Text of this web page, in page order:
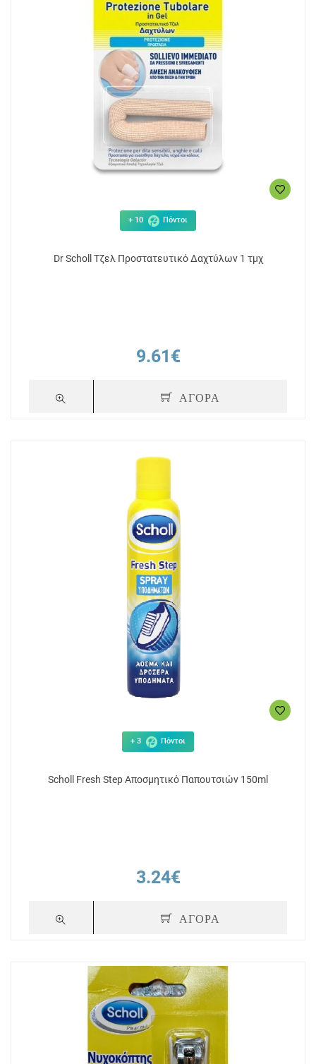
+ 10 Πόντοι
Dr Scholl Τζελ Προστατευτικό Δαχτύλων 1 τμχ
9.61€
ΑΓΟΡΑ
+ 3 Πόντοι
Scholl Fresh Step Αποσμητικό Παπουτσιών 150ml
3.24€
ΑΓΟΡΑ